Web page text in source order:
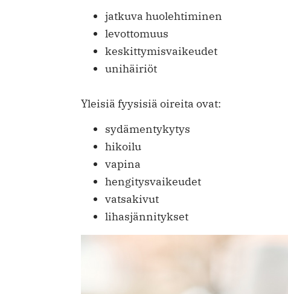
jatkuva huolehtiminen
levottomuus
keskittymisvaikeudet
unihäiriöt
Yleisiä fyysisiä oireita ovat:
sydämentykytys
hikoilu
vapina
hengitysvaikeudet
vatsakivut
lihasjännitykset